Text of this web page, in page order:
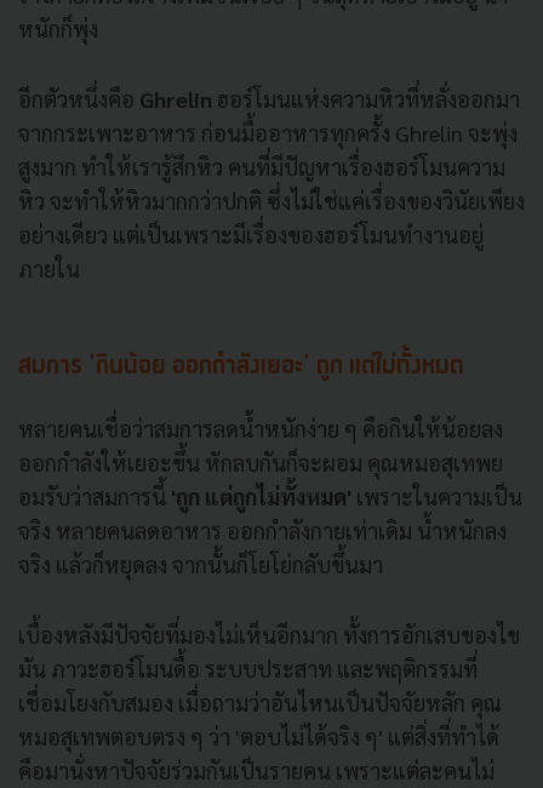
หนักก็พุ่ง
อีกตัวหนึ่งคือ Ghrelin ฮอร์โมนแห่งความหิวที่หลั่งออกมา
จากกระเพาะอาหาร ก่อนมื้ออาหารทุกครั้ง Ghrelin จะพุ่ง
สูงมาก ทำให้เรารู้สึกหิว คนที่มีปัญหาเรื่องฮอร์โมนความ
หิว จะทำให้หิวมากกว่าปกติ ซึ่งไม่ใช่แค่เรื่องของวินัยเพียง
อย่างเดียว แต่เป็นเพราะมีเรื่องของฮอร์โมนทำงานอยู่
ภายใน
สมการ 'กินน้อย ออกกำลังเยอะ' ถูก แต่ไม่ทั้งหมด
หลายคนเชื่อว่าสมการลดน้ำหนักง่าย ๆ คือกินให้น้อยลง
ออกกำลังให้เยอะขึ้น หักลบกันก็จะผอม คุณหมอสุเทพย
อมรับว่าสมการนี้ 'ถูก แต่ถูกไม่ทั้งหมด' เพราะในความเป็น
จริง หลายคนลดอาหาร ออกกำลังกายเท่าเดิม น้ำหนักลง
จริง แล้วก็หยุดลง จากนั้นก็โยโย่กลับขึ้นมา
เบื้องหลังมีปัจจัยที่มองไม่เห็นอีกมาก ทั้งการอักเสบของไข
มัน ภาวะฮอร์โมนดื้อ ระบบประสาท และพฤติกรรมที่
เชื่อมโยงกับสมอง เมื่อถามว่าอันไหนเป็นปัจจัยหลัก คุณ
หมอสุเทพตอบตรง ๆ ว่า 'ตอบไม่ได้จริง ๆ' แต่สิ่งที่ทำได้
คือมานั่งหาปัจจัยร่วมกันเป็นรายคน เพราะแต่ละคนไม่